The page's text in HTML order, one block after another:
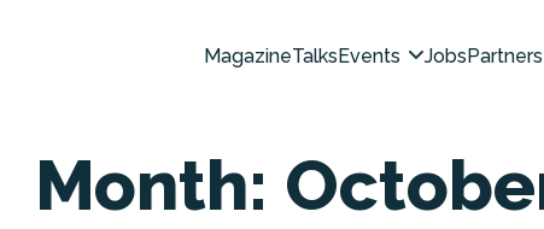
MagazineTalksEvents JobsPartners
Month: